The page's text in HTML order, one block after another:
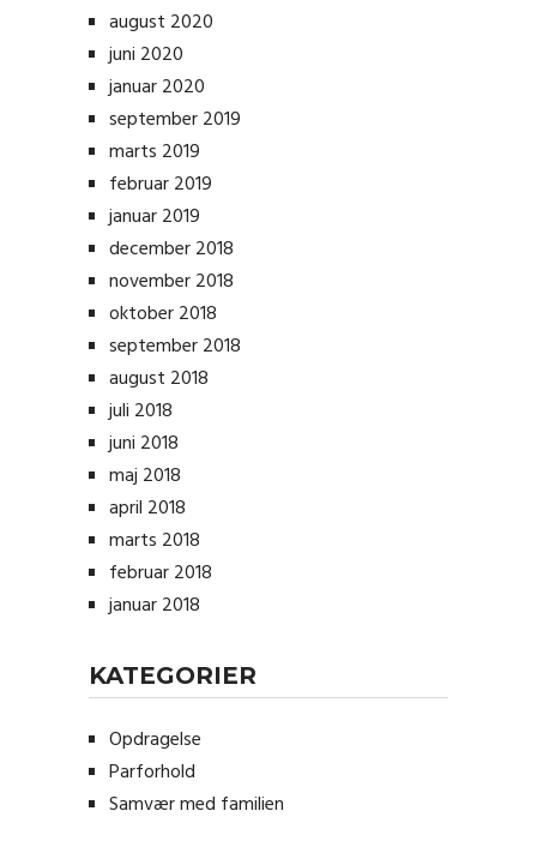
august 2020
juni 2020
januar 2020
september 2019
marts 2019
februar 2019
januar 2019
december 2018
november 2018
oktober 2018
september 2018
august 2018
juli 2018
juni 2018
maj 2018
april 2018
marts 2018
februar 2018
januar 2018
KATEGORIER
Opdragelse
Parforhold
Samvær med familien